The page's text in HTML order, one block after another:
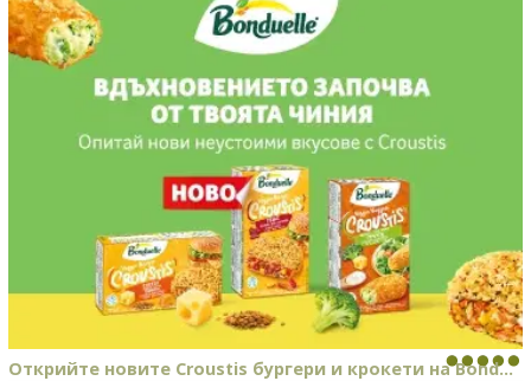
Открийте новите Croustis бургери и крокети на Bond...